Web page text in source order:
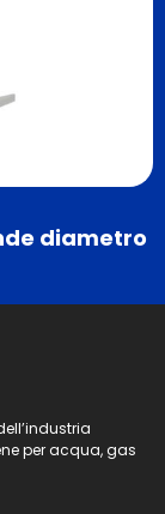
diametro
per acqua, gas